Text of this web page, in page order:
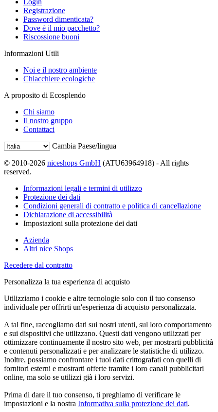
Registrazione
Password dimenticata?
Dove è il mio pacchetto?
Riscossione buoni
Informazioni Utili
Noi e il nostro ambiente
Chiacchiere ecologiche
A proposito di Ecosplendo
Chi siamo
Il nostro gruppo
Contattaci
Cambia Paese/lingua
© 2010-2026 niceshops GmbH (ATU63964918) - All rights
reserved.
Informazioni legali e termini di utilizzo
Protezione dei dati
Condizioni generali di contratto e politica di cancellazione
Dichiarazione di accessibilità
Impostazioni sulla protezione dei dati
Azienda
Altri nice Shops
Recedere dal contratto
Personalizza la tua esperienza di acquisto
Utilizziamo i cookie e altre tecnologie solo con il tuo consenso
individuale per offrirti un'esperienza di acquisto personalizzata.
A tal fine, raccogliamo dati sui nostri utenti, sul loro comportamento
e sui dispositivi che utilizzano. Questi dati vengono utilizzati per
ottimizzare continuamente il nostro sito web, per mostrarti pubblicità
e contenuti personalizzati e per analizzare le statistiche di utilizzo.
Inoltre, possiamo confrontare i tuoi dati crittografati con quelli di
fornitori esterni e mostrarti offerte tramite i loro canali pubblicitari
online, ma solo se utilizzi già i loro servizi.
Prima di dare il tuo consenso, ti preghiamo di verificare le
impostazioni e la nostra Informativa sulla protezione dei dati.